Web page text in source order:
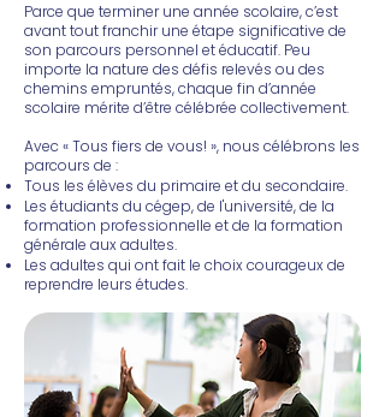
Parce que terminer une année scolaire, c’est
avant tout franchir une étape significative de
son parcours personnel et éducatif. Peu
importe la nature des défis relevés ou des
chemins empruntés, chaque fin d’année
scolaire mérite d’être célébrée collectivement.
Avec « Tous fiers de vous! », nous célébrons les
parcours de :
Tous les élèves du primaire et du secondaire.
Les étudiants du cégep, de l'université, de la
formation professionnelle et de la formation
générale aux adultes.
Les adultes qui ont fait le choix courageux de
reprendre leurs études.